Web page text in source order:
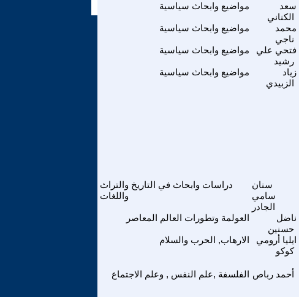
مواضيع وابحاث سياسية
سعد
الكناني
مواضيع وابحاث سياسية
محمد
ناجي
مواضيع وابحاث سياسية
فتحي علي
رشيد
مواضيع وابحاث سياسية
زياد
الزبيدي
دراسات وابحاث في التاريخ والتراث
واللغات
سنان
سامي
الجادر
العولمة وتطورات العالم المعاصر
ناضل
حسنين
الارهاب, الحرب والسلام
ايليا أرومي
كوكو
الفلسفة ,علم النفس , وعلم الاجتماع أحمد رباص